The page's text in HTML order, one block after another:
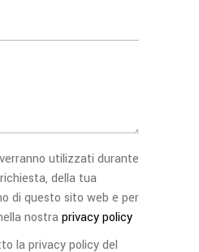
utilizzati durante
della tua
di questo sito web e per
nostraprivacy policy
la privacy policy del